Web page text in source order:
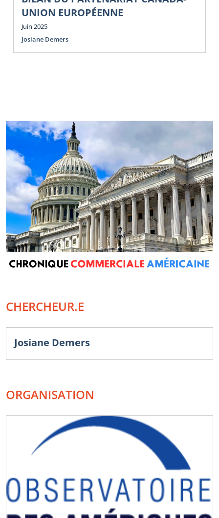
UNION EUROPÉENNE
Juin 2025
Josiane Demers
CHERCHEUR.E
Josiane Demers
ORGANISATION